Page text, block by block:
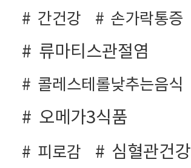
간건강
손가락통증
류마티스관절염
콜레스테롤낮추는음식
오메가3식품
피로감 심혈관건강